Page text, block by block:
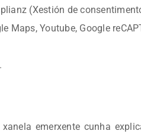
(Xestión de
Maps, Youtube, Google
emerxente cunha